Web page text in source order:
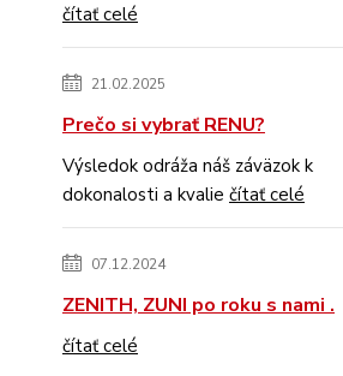
čítať celé
21.02.2025
Prečo si vybrať RENU?
Výsledok odráža náš záväzok k
dokonalosti a kvalie čítať celé
07.12.2024
ZENITH, ZUNI po roku s nami .
čítať celé